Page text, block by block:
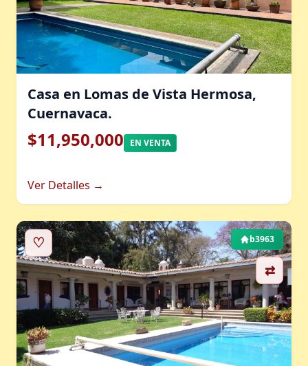
Casa en Lomas de Vista Hermosa,
Cuernavaca.
$11,950,000 EN VENTA
Ver Detalles →
♡
⇄
b3963